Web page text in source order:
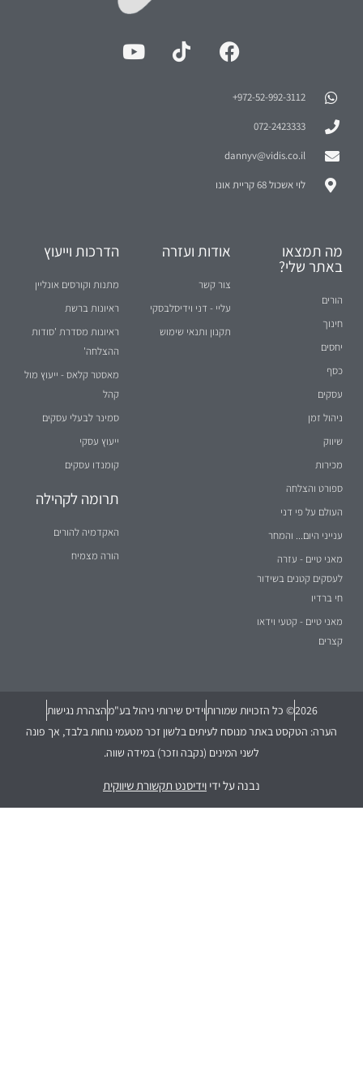
972-52-992-3112⁩+
072-2423333
dannyv@vidis.co.il
לוי אשכול 68 קריית אונו
מה תמצאו
באתר שלי?
הורים
חינוך
יחסים
כסף
עסקים
ניהול זמן
שיווק
מכירות
ספורט והצלחה
העולם על פי דני
ענייני היום... והמחר
מאני טיים - עזרה
לעסקים קטנים בשידור
חי ברדיו
מאני טיים - קטעי וידאו
קצרים
אודות ועזרה
צור קשר
עליי - דני וידיסלבסקי
תקנון ותנאי שימוש
הדרכות וייעוץ
מתנות וקורסים אונליין
ראיונות ברשת
ראיונות מסדרת 'סודות
ההצלחה'
מאסטר קלאס - ייעוץ מול
קהל
סמינר לבעלי עסקים
ייעוץ עסקי
קומנדו עסקים
תרומה לקהילה
האקדמיה להורים
הורה מצמיח
2026© כל הזכויות שמורותוידיס שירותי ניהול בע"מהצהרת נגישות
הערה: הטקסט באתר מנוסח לעיתים בלשון זכר מטעמי נוחות בלבד, אך פונה
לשני המינים (נקבה וזכר) במידה שווה.
נבנה על ידי וידיסנט תקשורת שיווקית